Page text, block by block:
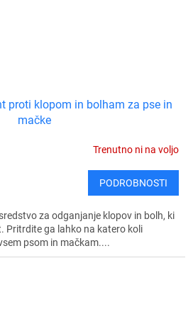
proti klopom in bolham za pse in
mačke
Trenutno ni na voljo
PODROBNOSTI
za odganjanje klopov in bolh, ki
Pritrdite ga lahko na katero koli
psom in mačkam....